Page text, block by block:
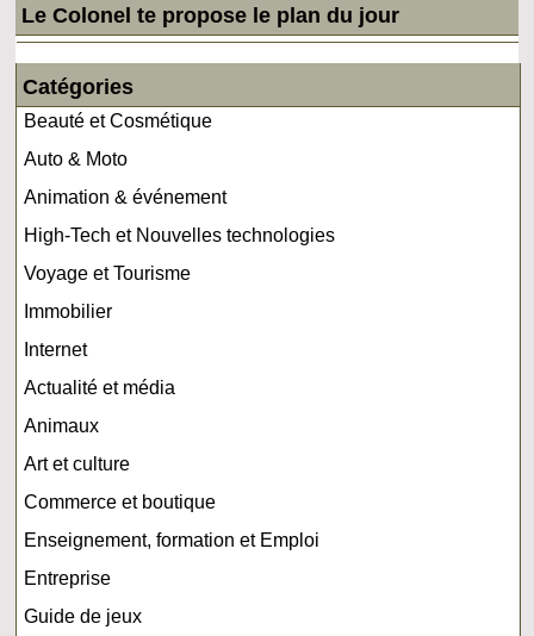
Le Colonel te propose le plan du jour
Catégories
Beauté et Cosmétique
Auto & Moto
Animation & événement
High-Tech et Nouvelles technologies
Voyage et Tourisme
Immobilier
Internet
Actualité et média
Animaux
Art et culture
Commerce et boutique
Enseignement, formation et Emploi
Entreprise
Guide de jeux